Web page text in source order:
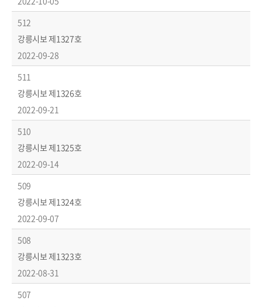
512
강릉시보 제1327호
2022-09-28
511
강릉시보 제1326호
2022-09-21
510
강릉시보 제1325호
2022-09-14
509
강릉시보 제1324호
2022-09-07
508
강릉시보 제1323호
2022-08-31
507